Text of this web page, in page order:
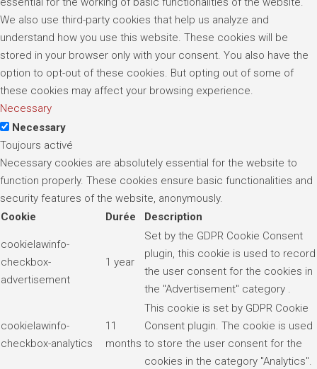
We also use third-party cookies that help us analyze and
understand how you use this website. These cookies will be
stored in your browser only with your consent. You also have the
option to opt-out of these cookies. But opting out of some of
these cookies may affect your browsing experience.
Necessary
Necessary
Toujours activé
Necessary cookies are absolutely essential for the website to
function properly. These cookies ensure basic functionalities and
security features of the website, anonymously.
Cookie
Durée Description
cookielawinfo-
checkbox-
advertisement
1 year
Set by the GDPR Cookie Consent
plugin, this cookie is used to record
the user consent for the cookies in
the "Advertisement" category .
cookielawinfo-
checkbox-analytics
11
months
This cookie is set by GDPR Cookie
Consent plugin. The cookie is used
to store the user consent for the
cookies in the category "Analytics".